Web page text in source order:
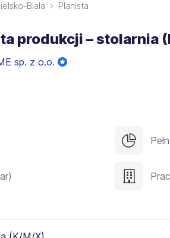
Biała Planista
produkcji – stolarnia
sp. z o.o.